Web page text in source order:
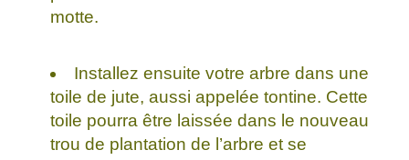
motte.
Installez ensuite votre arbre dans une
toile de jute, aussi appelée tontine. Cette
toile pourra être laissée dans le nouveau
trou de plantation de l’arbre et se